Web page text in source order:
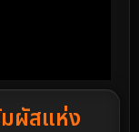
ผัสแห่ง